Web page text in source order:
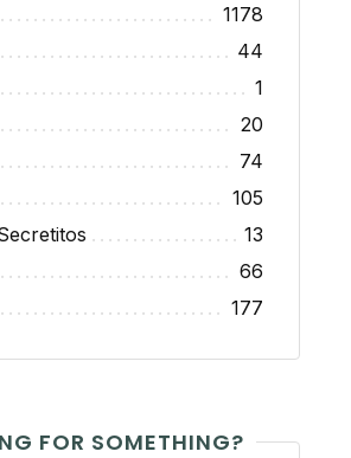
1178
44
1
20
74
105
13
66
177
FOR SOMETHING?